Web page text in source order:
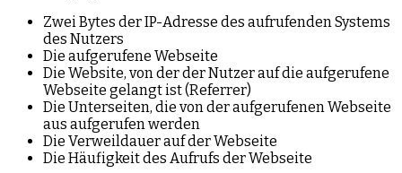
Zwei Bytes der IP-Adresse des aufrufenden Systems
des Nutzers
Die aufgerufene Webseite
Die Website, von der der Nutzer auf die aufgerufene
Webseite gelangt ist (Referrer)
Die Unterseiten, die von der aufgerufenen Webseite
aus aufgerufen werden
Die Verweildauer auf der Webseite
Die Häufigkeit des Aufrufs der Webseite